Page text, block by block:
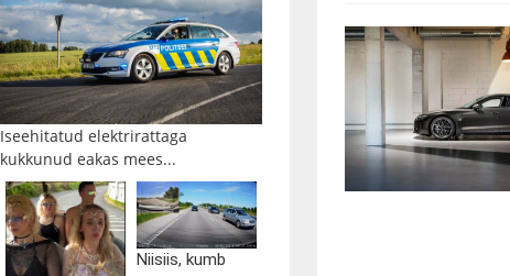
Iseehitatud elektrirattaga
kukkunud eakas mees...
Niisiis, kumb